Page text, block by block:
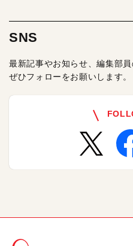
SNS
最新記事やお知らせ、編集部
ぜひフォローをお願いします。